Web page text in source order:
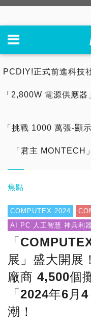
PCDIY!正式前進科技
「2,800W 電源供應
「挑戰 1000 萬張-顯
「君主 MONTECH
焦點
COMPUTEX 2024
AI PC 人工智慧 神兵利器
「
展」盛大開展
廠商 4,500個
「2024年6月
潮！